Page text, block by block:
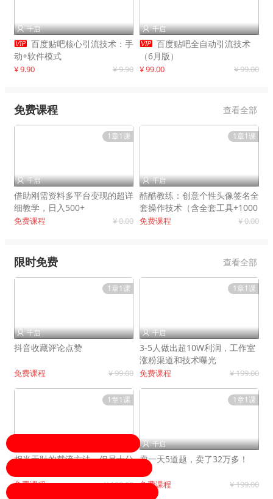
 千启
 百度贴吧核心引流技术：手
动+软件模式
¥ 9.90 ¥ 9.90
 千启
 百度贴吧全自动引流技术
（6月版）
¥ 99.00 ¥ 99.00
免费课程 查看全部
1章1课
 千启
借助刚需资料多平台变现的超详
细教学，日入500+
免费课程 ¥ 0.00
1章1课
 千启
酷酷教练：创意个性头像签名全
套操作技术（含全套工具+1000
套模板）
免费课程 ¥ 0.00
限时免费 查看全部
1章1课
 千启
抖音收藏评论点赞
免费课程 ¥ 99.00
1章1课
 千启
3-5人做出超10W利润，工作室
涨粉渠道和技术曝光
免费课程 ¥ 199.00
1章1课
相当无耻的截流方法，但是十分
免费课程 ¥ 199.00
1章1课
 千启
卖一天5道题，卖了32万多！
免费课程 ¥ 199.00